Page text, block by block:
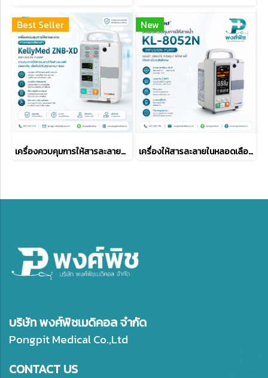
Best Seller
เครื่องควบคุมการให้สารละลายทางหลอดเลือดดำ KellyMed ZNB-XD
New
เครื่องให้สารละลายในหลอดเลือดดำ Kelly Med-KL-8052N
บริษัท พงศ์พิชเมดิคอล จำกัด
Pongpit Medical Co.,Ltd
CONTACT US